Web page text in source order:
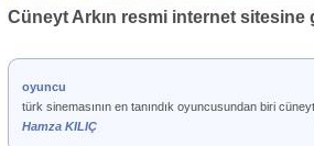
Cüneyt Arkın resmi internet
oyuncu
türk sinemasının en tanındık oyuncusundan biri
Hamza KILIÇ